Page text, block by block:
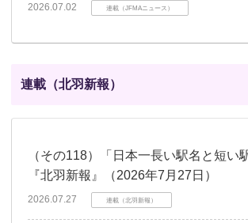
2026.07.02 連載（JFMAニュース）
連載（北羽新報）
（その118）「日本一長い駅名と短い
『北羽新報』（2026年7月27日）
2026.07.27 連載（北羽新報）